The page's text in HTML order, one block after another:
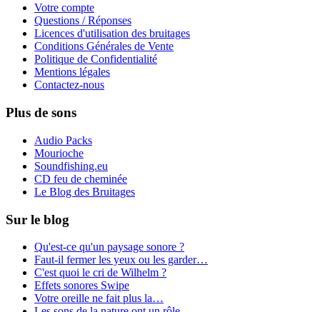
Votre compte
Questions / Réponses
Licences d'utilisation des bruitages
Conditions Générales de Vente
Politique de Confidentialité
Mentions légales
Contactez-nous
Plus de sons
Audio Packs
Mourioche
Soundfishing.eu
CD feu de cheminée
Le Blog des Bruitages
Sur le blog
Qu'est-ce qu'un paysage sonore ?
Faut-il fermer les yeux ou les garder…
C'est quoi le cri de Wilhelm ?
Effets sonores Swipe
Votre oreille ne fait plus la…